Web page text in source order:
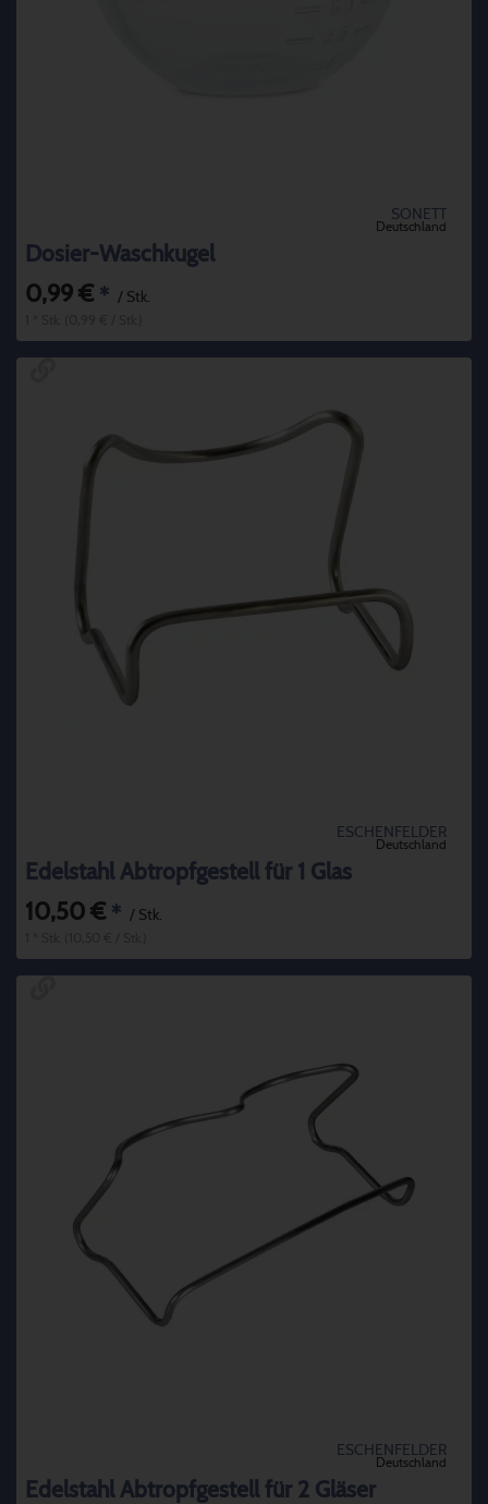
SONETT
Deutschland
Dosier-Waschkugel
0,99 € * / Stk.
ESCHENFELDER
Deutschland
Edelstahl Abtropfgestell für 1 Glas
10,50 € * / Stk.
ESCHENFELDER
Deutschland
Edelstahl Abtropfgestell für 2 Gläser